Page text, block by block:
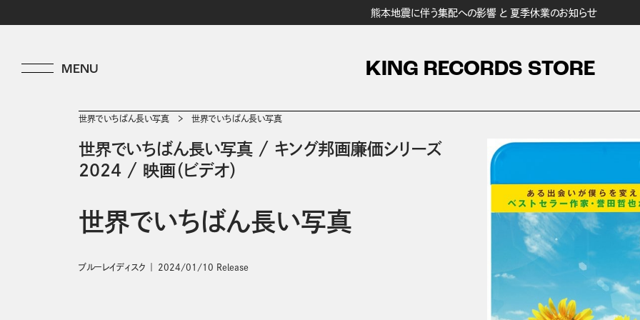
熊本地震に伴う集配への影響 と 夏季休業のお知らせ
KING RECORDS STORE
世界でいちばん長い写真 世界でいちばん長い写真
世界でいちばん長い写真 / キング邦画廉価シリーズ
2024 / 映画（ビデオ）
世界でいちばん長い写真
ブルーレイディスク 2024/01/10 Release